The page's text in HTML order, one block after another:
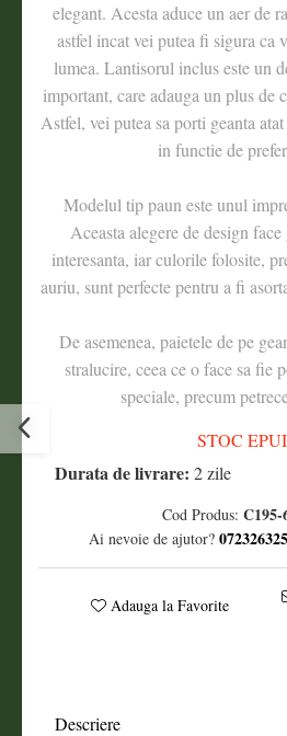
elegant. Acesta aduce un aer de
astfel incat vei putea fi sigura ca
lumea. Lantisorul inclus este un
important, care adauga un plus de
Astfel, vei putea sa porti geanta
in functie de
Modelul tip paun este unul
Aceasta alegere de design
interesanta, iar culorile folosite,
auriu, sunt perfecte pentru a fi
De asemenea, paietele de pe
stralucire, ceea ce o face sa fie
speciale, precum
STOC
Durata de livrare: 2 zile
Cod Produs: C195-
Ai nevoie de ajutor?
Adauga la Favorite
Descriere